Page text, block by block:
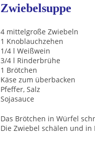
Zwiebelsuppe
4 mittelgroße Zwiebeln
1 Knoblauchzehen
1/4 l Weißwein
3/4 l Rinderbrühe
1 Brötchen
Käse zum überbacken
Pfeffer, Salz
Sojasauce
Das Brötchen in Würfel
Die Zwiebel schälen und